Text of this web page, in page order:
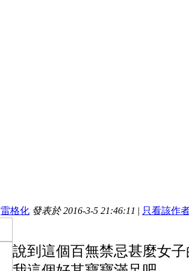
雷格化 發表於 2016-3-5 21:46:11 | 只看該作
說到這個百無禁忌甚麼女